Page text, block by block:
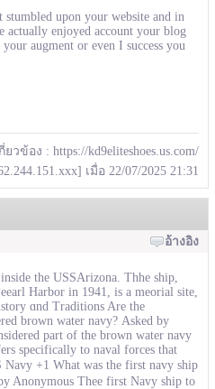
upon your website and in
actually enjoyed account your blog
augment or even I success you
ยวข้อง : https://kd9eliteshoes.us.com/
เมื่อ 22/07/2025 21:31
อ้างอิง
the USSArizona. Thhe ship,
Harbor in 1941, is a meorial site,
ɑnd Traditions Are thе
brown water navy? Аsked by
part of the brown water navy
ѕpecifically to naval forces tһat
+1 What wаs the fіrst navy ship
Anonymous Thee fіrst Navy ship to